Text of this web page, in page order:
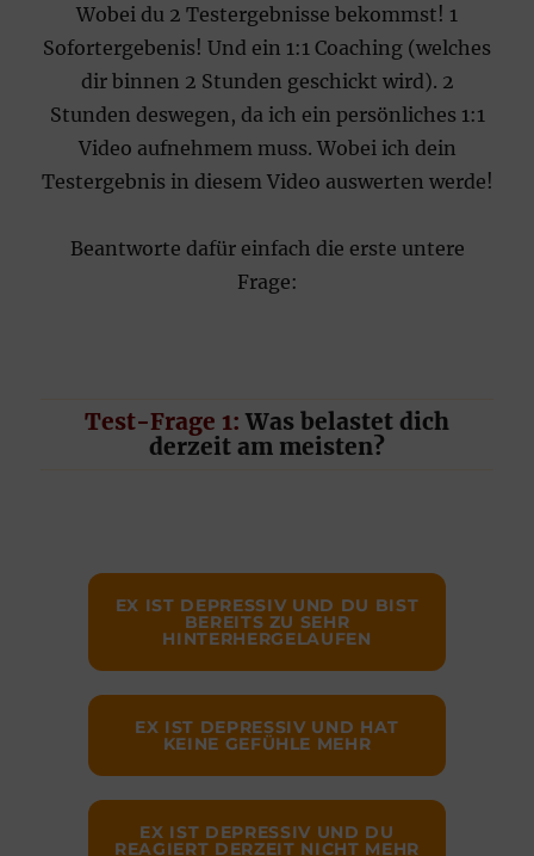
Wobei du 2 Testergebnisse bekommst! 1
Sofortergebenis! Und ein 1:1 Coaching (welches
dir binnen 2 Stunden geschickt wird). 2
Stunden deswegen, da ich ein persönliches 1:1
Video aufnehmem muss. Wobei ich dein
Testergebnis in diesem Video auswerten werde!
Beantworte dafür einfach die erste untere
Frage:
Test-Frage 1: Was belastet dich
derzeit am meisten?
EX IST DEPRESSIV UND DU BIST
BEREITS ZU SEHR
HINTERHERGELAUFEN
EX IST DEPRESSIV UND HAT
KEINE GEFÜHLE MEHR
EX IST DEPRESSIV UND DU
REAGIERT DERZEIT NICHT MEHR